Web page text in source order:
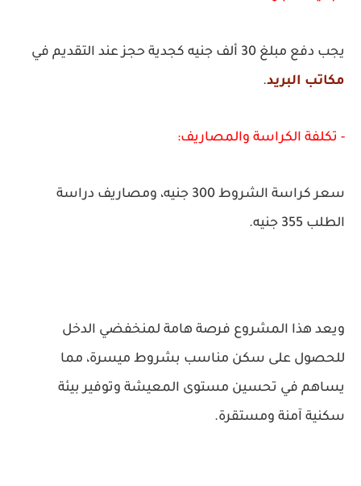
يجب دفع مبلغ 30 ألف جنيه كجدية حجز عند التقديم في
مكاتب البريد.
- تكلفة الكراسة والمصاريف:
سعر كراسة الشروط 300 جنيه، ومصاريف دراسة
الطلب 355 جنيه.
ويعد هذا المشروع فرصة هامة لمنخفضي الدخل
للحصول على سكن مناسب بشروط ميسرة، مما
يساهم في تحسين مستوى المعيشة وتوفير بيئة
سكنية آمنة ومستقرة.